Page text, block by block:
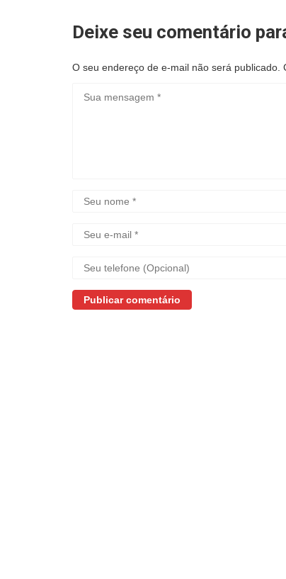
Deixe seu comentário
O seu endereço de e-mail não será publicado.